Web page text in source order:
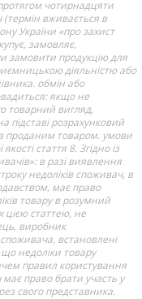
чотирнадцяти
вживається в
України «про захист
замовляє,
замовити продукцію для
діяльністю або
обмін або
якщо не
товарний вигляд,
підставі розрахунковий
проданим товаром. умови
стаття 8. Згідно із
в разі виявлення
недоліків споживач, в
має право
товару в розумний
цією статтею, не
виробник
встановлені
недоліки товару
правил користування
право брати участь у
свого представника.